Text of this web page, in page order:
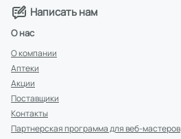
Написать нам
О нас
О компании
Аптеки
Акции
Поставщики
Контакты
Партнерская программа для веб-мастеров